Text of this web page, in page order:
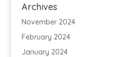
Archives
November 2024
February 2024
January 2024